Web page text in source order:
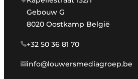
Gebouw G
8020 Oostkamp België
+32 50 36 81 70
info@louwersmediagroep.be